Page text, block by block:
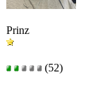
Prinz
(52)